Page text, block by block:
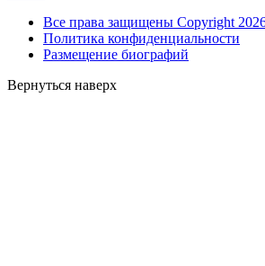
Все права защищены Copyright
Политика конфиденциальности
Размещение биографий
Вернуться наверх